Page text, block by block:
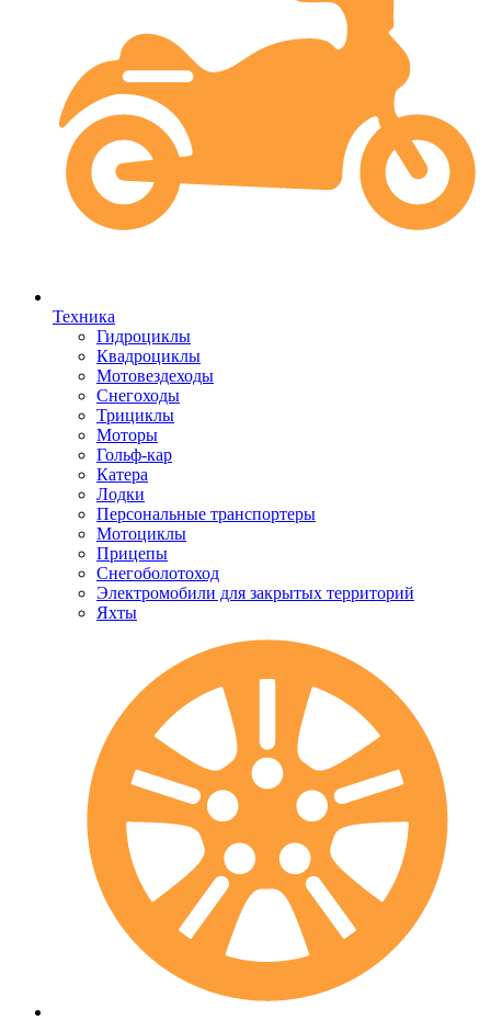
Техника
Гидроциклы
Квадроциклы
Мотовездеходы
Снегоходы
Трициклы
Моторы
Гольф-кар
Катера
Лодки
Персональные транспортеры
Мотоциклы
Прицепы
Снегоболотоход
Электромобили для закрытых территорий
Яхты